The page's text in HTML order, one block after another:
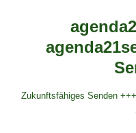
Zukunftsfähiges Senden